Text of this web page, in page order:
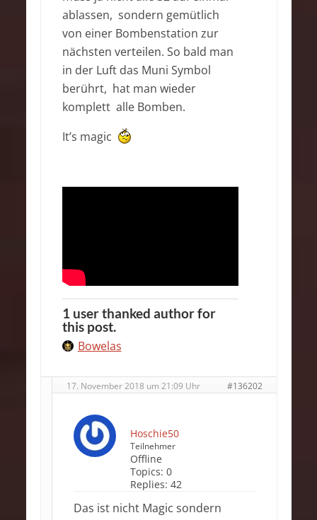
ablassen, sondern gemütlich
von einer Bombenstation zur
nächsten verteilen. So bald man
in der Luft das Muni Symbol
berührt, hat man wieder
komplett alle Bomben.
It’s magic
1 user thanked author for
this post.
Bowelas
17. November 2018 um 21:09 Uhr #136202
Hoschie50
Teilnehmer
Offline
Topics: 0
Replies: 42
Das ist nicht Magic sondern